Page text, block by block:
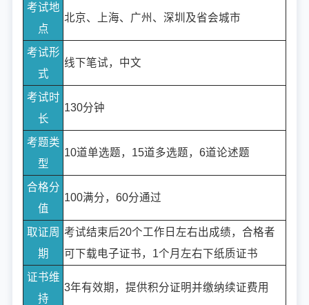
考试地
点
北京、上海、广州、深圳及省会城市
考试形
式
线下笔试，中文
考试时
长
130分钟
考题类
型
10道单选题，15道多选题，6道论述题
合格分
值
100满分，60分通过
取证周
期
考试结束后20个工作日左右出成绩，合格者
可下载电子证书，1个月左右下纸质证书
证书维
持
3年有效期，提供积分证明并缴纳续证费用